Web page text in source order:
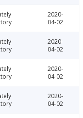
2020-
04-02
2020-
04-02
2020-
04-02
2020-
04-02